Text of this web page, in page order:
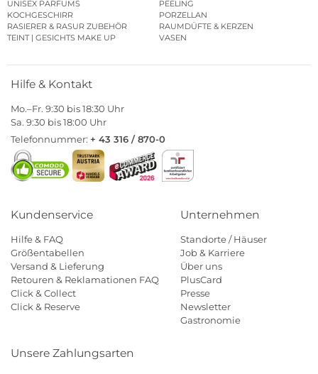
UNISEX PARFUMS
PEELING
KOCHGESCHIRR
PORZELLAN
RASIERER & RASUR ZUBEHÖR
RAUMDÜFTE & KERZEN
TEINT | GESICHTS MAKE UP
VASEN
Hilfe & Kontakt
Mo.–Fr. 9:30 bis 18:30 Uhr
Sa. 9:30 bis 18:00 Uhr
Telefonnummer: + 43 316 / 870-0
Kundenservice
Hilfe & FAQ
Größentabellen
Versand & Lieferung
Retouren & Reklamationen FAQ
Click & Collect
Click & Reserve
Unternehmen
Standorte / Häuser
Job & Karriere
Über uns
PlusCard
Presse
Newsletter
Gastronomie
Unsere Zahlungsarten